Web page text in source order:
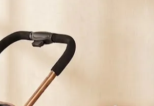
物蛋白、甜菜漿、脫水豬肉蛋白、礦
萃取物(葉黃素來源)、水解軟骨(軟骨素來